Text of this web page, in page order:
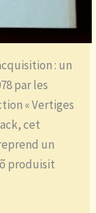
: un
par les
« Vertiges
cet
un
produisit